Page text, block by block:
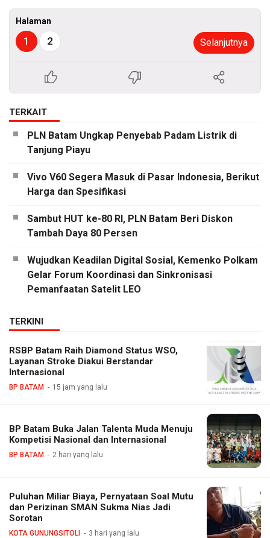
Halaman
1 2 Selanjutnya
TERKAIT
PLN Batam Ungkap Penyebab Padam Listrik di
Tanjung Piayu
Vivo V60 Segera Masuk di Pasar Indonesia, Berikut
Harga dan Spesifikasi
Sambut HUT ke-80 RI, PLN Batam Beri Diskon
Tambah Daya 80 Persen
Wujudkan Keadilan Digital Sosial, Kemenko Polkam
Gelar Forum Koordinasi dan Sinkronisasi
Pemanfaatan Satelit LEO
TERKINI
RSBP Batam Raih Diamond Status WSO,
Layanan Stroke Diakui Berstandar
Internasional
BP BATAM 15 jam yang lalu
BP Batam Buka Jalan Talenta Muda Menuju
Kompetisi Nasional dan Internasional
BP BATAM 2 hari yang lalu
Puluhan Miliar Biaya, Pernyataan Soal Mutu
dan Perizinan SMAN Sukma Nias Jadi
Sorotan
KOTA GUNUNGSITOLI 3 hari yang lalu